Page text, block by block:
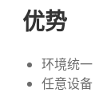
优势
环境统一
任意设备